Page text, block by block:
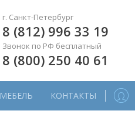
г. Санкт-Петербург
8 (812) 996 33 19
Звонок по РФ бесплатный
8 (800) 250 40 61
МЕБЕЛЬ КОНТАКТЫ